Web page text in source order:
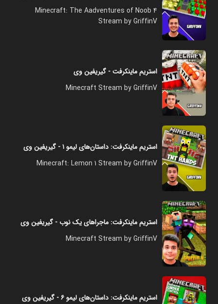
Minecraft: The Aadventures of Noob 4
Stream by GriffinV
استریم ماینکرفت - گیریفین وی
Minecraft Stream by GriffinV
استریم ماینکرفت: داستان‌های لیمو ۱ - گیریفین وی
Minecraft: Lemon 1 Stream by GriffinV
استریم ماینکرفت: ماجراهای یک نوب - گیریفین وی
Minecraft Stream by GriffinV
استریم ماینکرفت: داستان‌های لیمو ۶ - گیریفین وی